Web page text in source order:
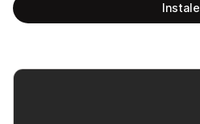
Instale